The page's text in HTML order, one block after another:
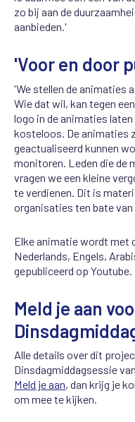
zo bij aan de
aanbieden.'
'Voor en door
'We stellen de animaties
Wie dat wil, kan tegen
logo in de animaties
kosteloos. De animaties
geactualiseerd kunnen
monitoren. Leden die de
vragen we een kleine
te verdienen. Dit is
organisaties ten bate
Elke animatie wordt met
Nederlands, Engels,
gepubliceerd op Youtube.
Meld je aan
Alle details over dit
Dinsdagmiddagsessie
Meld je aan, dan krijg je
om mee te kijken.